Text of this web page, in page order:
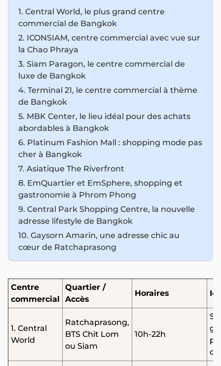
1. Central World, le plus grand centre
commercial de Bangkok
2. ICONSIAM, centre commercial avec vue sur
la Chao Phraya
3. Siam Paragon, le centre commercial de
luxe de Bangkok
4. Terminal 21, le centre commercial à thème
de Bangkok
5. MBK Center, le lieu idéal pour des achats
abordables à Bangkok
6. Platinum Fashion Mall : shopping mode pas
cher à Bangkok
7. Asiatique The Riverfront
8. EmQuartier et EmSphere, shopping et
gastronomie à Phrom Phong
9. Central Park Shopping Centre, la nouvelle
adresse lifestyle de Bangkok
10. Gaysorn Amarin, une adresse chic au
cœur de Ratchaprasong
Centre
commercial
Quartier /
Accès
Horaires
1. Central
World
Ratchaprasong,
BTS Chit Lom
ou Siam
10h-22h